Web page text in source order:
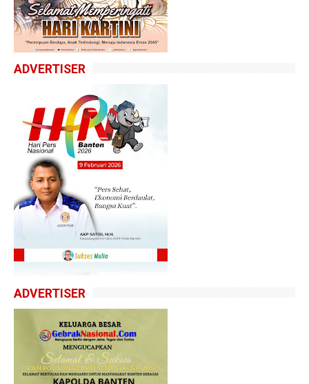
ADVERTISER
ADVERTISER